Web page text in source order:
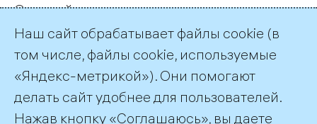
Основой концептуального решения
интерактивного годового отчета ПАО
«ТГК-1» стало 150-летие со дня рождения
великого русского инженера Генриха
Графтио
Наш сайт обрабатывает файлы cookie (в
том числе, файлы cookie, используемые
«Яндекс-метрикой»). Они помогают
делать сайт удобнее для пользователей.
Нажав кнопку «Соглашаюсь», вы даете